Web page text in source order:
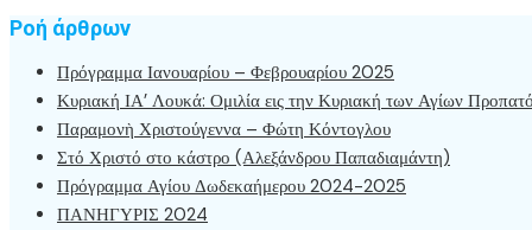
Ροή άρθρων
Πρόγραμμα Ιανουαρίου – Φεβρουαρίου 2025
Κυριακή ΙΑ’ Λουκά: Ομιλία εις την Κυριακή των Αγίων
Παραμονὴ Χριστούγεννα – Φώτη Κόντογλου
Στό Χριστό στο κάστρο (Αλεξάνδρου Παπαδιαμάντη)
Πρόγραμμα Αγίου Δωδεκαήμερου 2024-2025
ΠΑΝΗΓΥΡΙΣ 2024